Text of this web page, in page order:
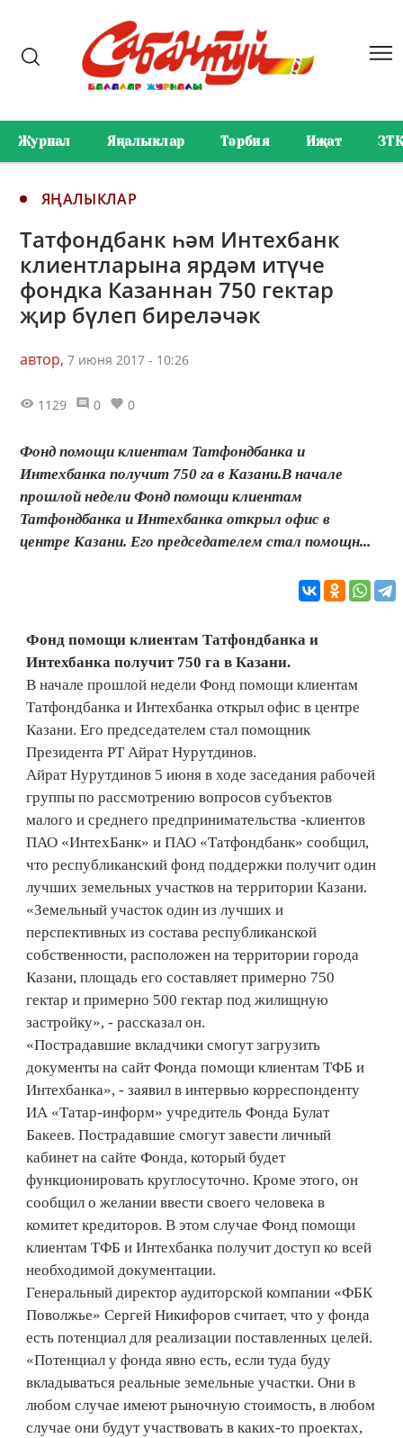
Журнал Яңалыклар Тәрбия Иҗат ЗТК
ЯҢАЛЫКЛАР
Татфондбанк һәм Интехбанк
клиентларына ярдәм итүче
фондка Казаннан 750 гектар
җир бүлеп биреләчәк
автор, 7 июня 2017 - 10:26
1129 0 0
Фонд помощи клиентам Татфондбанка и
Интехбанка получит 750 га в Казани.В начале
прошлой недели Фонд помощи клиентам
Татфондбанка и Интехбанка открыл офис в
центре Казани. Его председателем стал помощн...
Фонд помощи клиентам Татфондбанка и
Интехбанка получит 750 га в Казани.
В начале прошлой недели Фонд помощи клиентам
Татфондбанка и Интехбанка открыл офис в центре
Казани. Его председателем стал помощник
Президента РТ Айрат Нурутдинов.
Айрат Нурутдинов 5 июня в ходе заседания рабочей
группы по рассмотрению вопросов субъектов
малого и среднего предпринимательства -клиентов
ПАО «ИнтехБанк» и ПАО «Татфондбанк» сообщил,
что республиканский фонд поддержки получит один
лучших земельных участков на территории Казани.
«Земельный участок один из лучших и
перспективных из состава республиканской
собственности, расположен на территории города
Казани, площадь его составляет примерно 750
гектар и примерно 500 гектар под жилищную
застройку», - рассказал он.
«Пострадавшие вкладчики смогут загрузить
документы на сайт Фонда помощи клиентам ТФБ и
Интехбанка», - заявил в интервью корреспонденту
ИА «Татар-информ» учредитель Фонда Булат
Бакеев. Пострадавшие смогут завести личный
кабинет на сайте Фонда, который будет
функционировать круглосуточно. Кроме этого, он
сообщил о желании ввести своего человека в
комитет кредиторов. В этом случае Фонд помощи
клиентам ТФБ и Интехбанка получит доступ ко всей
необходимой документации.
Генеральный директор аудиторской компании «ФБК
Поволжье» Сергей Никифоров считает, что у фонда
есть потенциал для реализации поставленных целей.
«Потенциал у фонда явно есть, если туда буду
вкладываться реальные земельные участки. Они в
любом случае имеют рыночную стоимость, в любом
случае они будут участвовать в каких-то проектах,